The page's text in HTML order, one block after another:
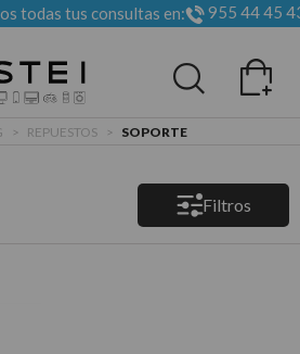
todas tus consultas en: 955 44 45
> REPUESTOS > SOPORTE
Filtros